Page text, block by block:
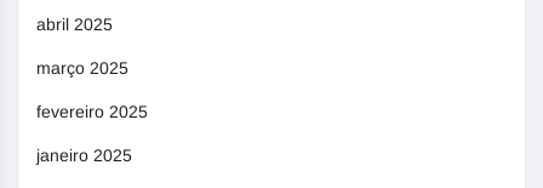
abril 2025
março 2025
fevereiro 2025
janeiro 2025